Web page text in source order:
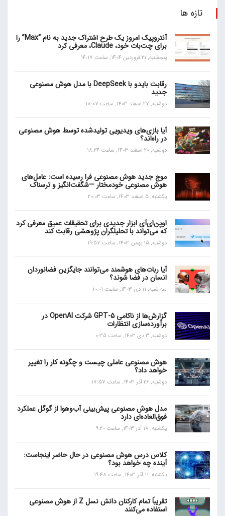
تازه ها
آنتروپیک امروز یک طرح اشتراک جدید به نام “Max” را
برای چت‌بات خود، Claude، معرفی کرد
پنجشنبه, 21 فروردین 1404, ساعت 14:17
رقابت بایدو با DeepSeek با مدل هوش مصنوعی
جدید
دوشنبه, 27 اسفند 1403, ساعت 18:07
آیا بازی‌های ویدیویی تولیدشده توسط هوش مصنوعی
در راه‌اند؟
دوشنبه, 20 اسفند 1403, ساعت 18:24
موج جدید هوش مصنوعی فرا رسیده است: عامل‌های
هوش مصنوعی خودمختار —شگفت‌انگیز و ترسناک
یکشنبه, 5 اسفند 1403, ساعت 20:03
اوپن‌ای‌آی ابزار جدیدی برای تحقیقات عمیق معرفی کرد
که می‌تواند با تحلیلگران پژوهشی رقابت کند
دوشنبه, 15 بهمن 1403, ساعت 19:57
آیا ربات‌های هوشمند می‌توانند جایگزین فضانوردان
انسان در فضا شوند؟
سه شنبه, 11 دی 1403, ساعت 10:01
گزارش‌ها از ناکامی GPT-5 شرکت OpenAI در
برآورده‌سازی انتظارات
دوشنبه, 3 دی 1403, ساعت 0:35
هوش مصنوعی عاملی چیست و چگونه کار را تغییر
خواهد داد؟
دوشنبه, 26 آذر 1403, ساعت 17:57
مدل هوش مصنوعی پیش‌بینی آب‌و‌هوا از گوگل عملکرد
فوق‌العاده‌ای دارد
یکشنبه, 18 آذر 1403, ساعت 9:20
کلاس درس هوش مصنوعی در حال حاضر اینجاست:
آینده چه خواهد بود؟
یکشنبه, 11 آذر 1403, ساعت 19:48
تقریباً تمام کارکنان دانش نسل Z از هوش مصنوعی
استفاده می‌کنند